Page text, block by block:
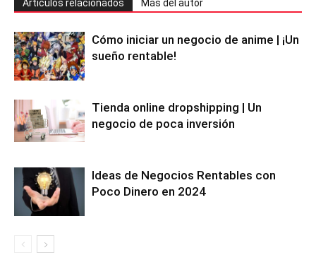
Artículos relacionados Más del autor
Cómo iniciar un negocio de anime | ¡Un
sueño rentable!
Tienda online dropshipping | Un
negocio de poca inversión
Ideas de Negocios Rentables con
Poco Dinero en 2024